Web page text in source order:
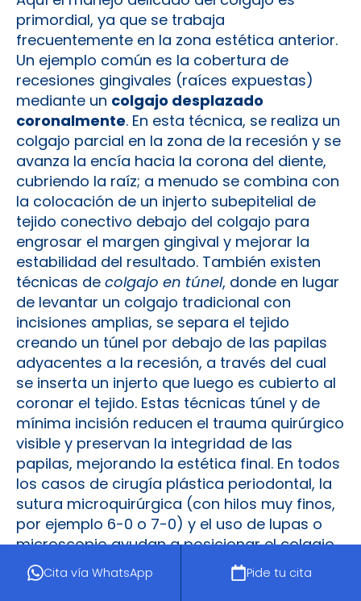
Cita vía WhatsApp Pide tu cita
primordial, ya que se trabaja
frecuentemente en la zona estética anterior.
Un ejemplo común es la cobertura de
recesiones gingivales (raíces expuestas)
mediante un colgajo desplazado
coronalmente. En esta técnica, se realiza un
colgajo parcial en la zona de la recesión y se
avanza la encía hacia la corona del diente,
cubriendo la raíz; a menudo se combina con
la colocación de un injerto subepitelial de
tejido conectivo debajo del colgajo para
engrosar el margen gingival y mejorar la
estabilidad del resultado. También existen
técnicas de colgajo en túnel, donde en lugar
de levantar un colgajo tradicional con
incisiones amplias, se separa el tejido
creando un túnel por debajo de las papilas
adyacentes a la recesión, a través del cual
se inserta un injerto que luego es cubierto al
coronar el tejido. Estas técnicas túnel y de
mínima incisión reducen el trauma quirúrgico
visible y preservan la integridad de las
papilas, mejorando la estética final. En todos
los casos de cirugía plástica periodontal, la
sutura microquirúrgica (con hilos muy finos,
por ejemplo 6-0 o 7-0) y el uso de lupas o
microscopio ayudan a posicionar el colgajo
con máxima precisión. El éxito de estos
procedimientos se evalúa no solo por la